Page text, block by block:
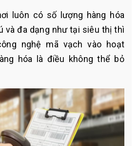
luôn có số lượng hàng hóa
và đa dạng như tại siêu thị thì
nghệ mã vạch vào hoạt
hóa là điều không thể bỏ